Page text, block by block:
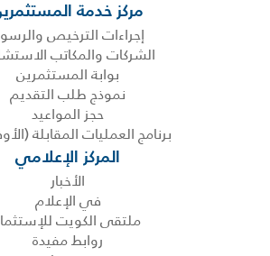
مركز خدمة
إجراءات الترخيص
الشركات والمكاتب
بوابة المستثمرين
نموذج طلب التقديم
حجز المواعيد
برنامج العمليات المقابلة
المركز الإعلامي
الأخبار
في الإعلام
ملتقى الكويت
روابط مفيدة